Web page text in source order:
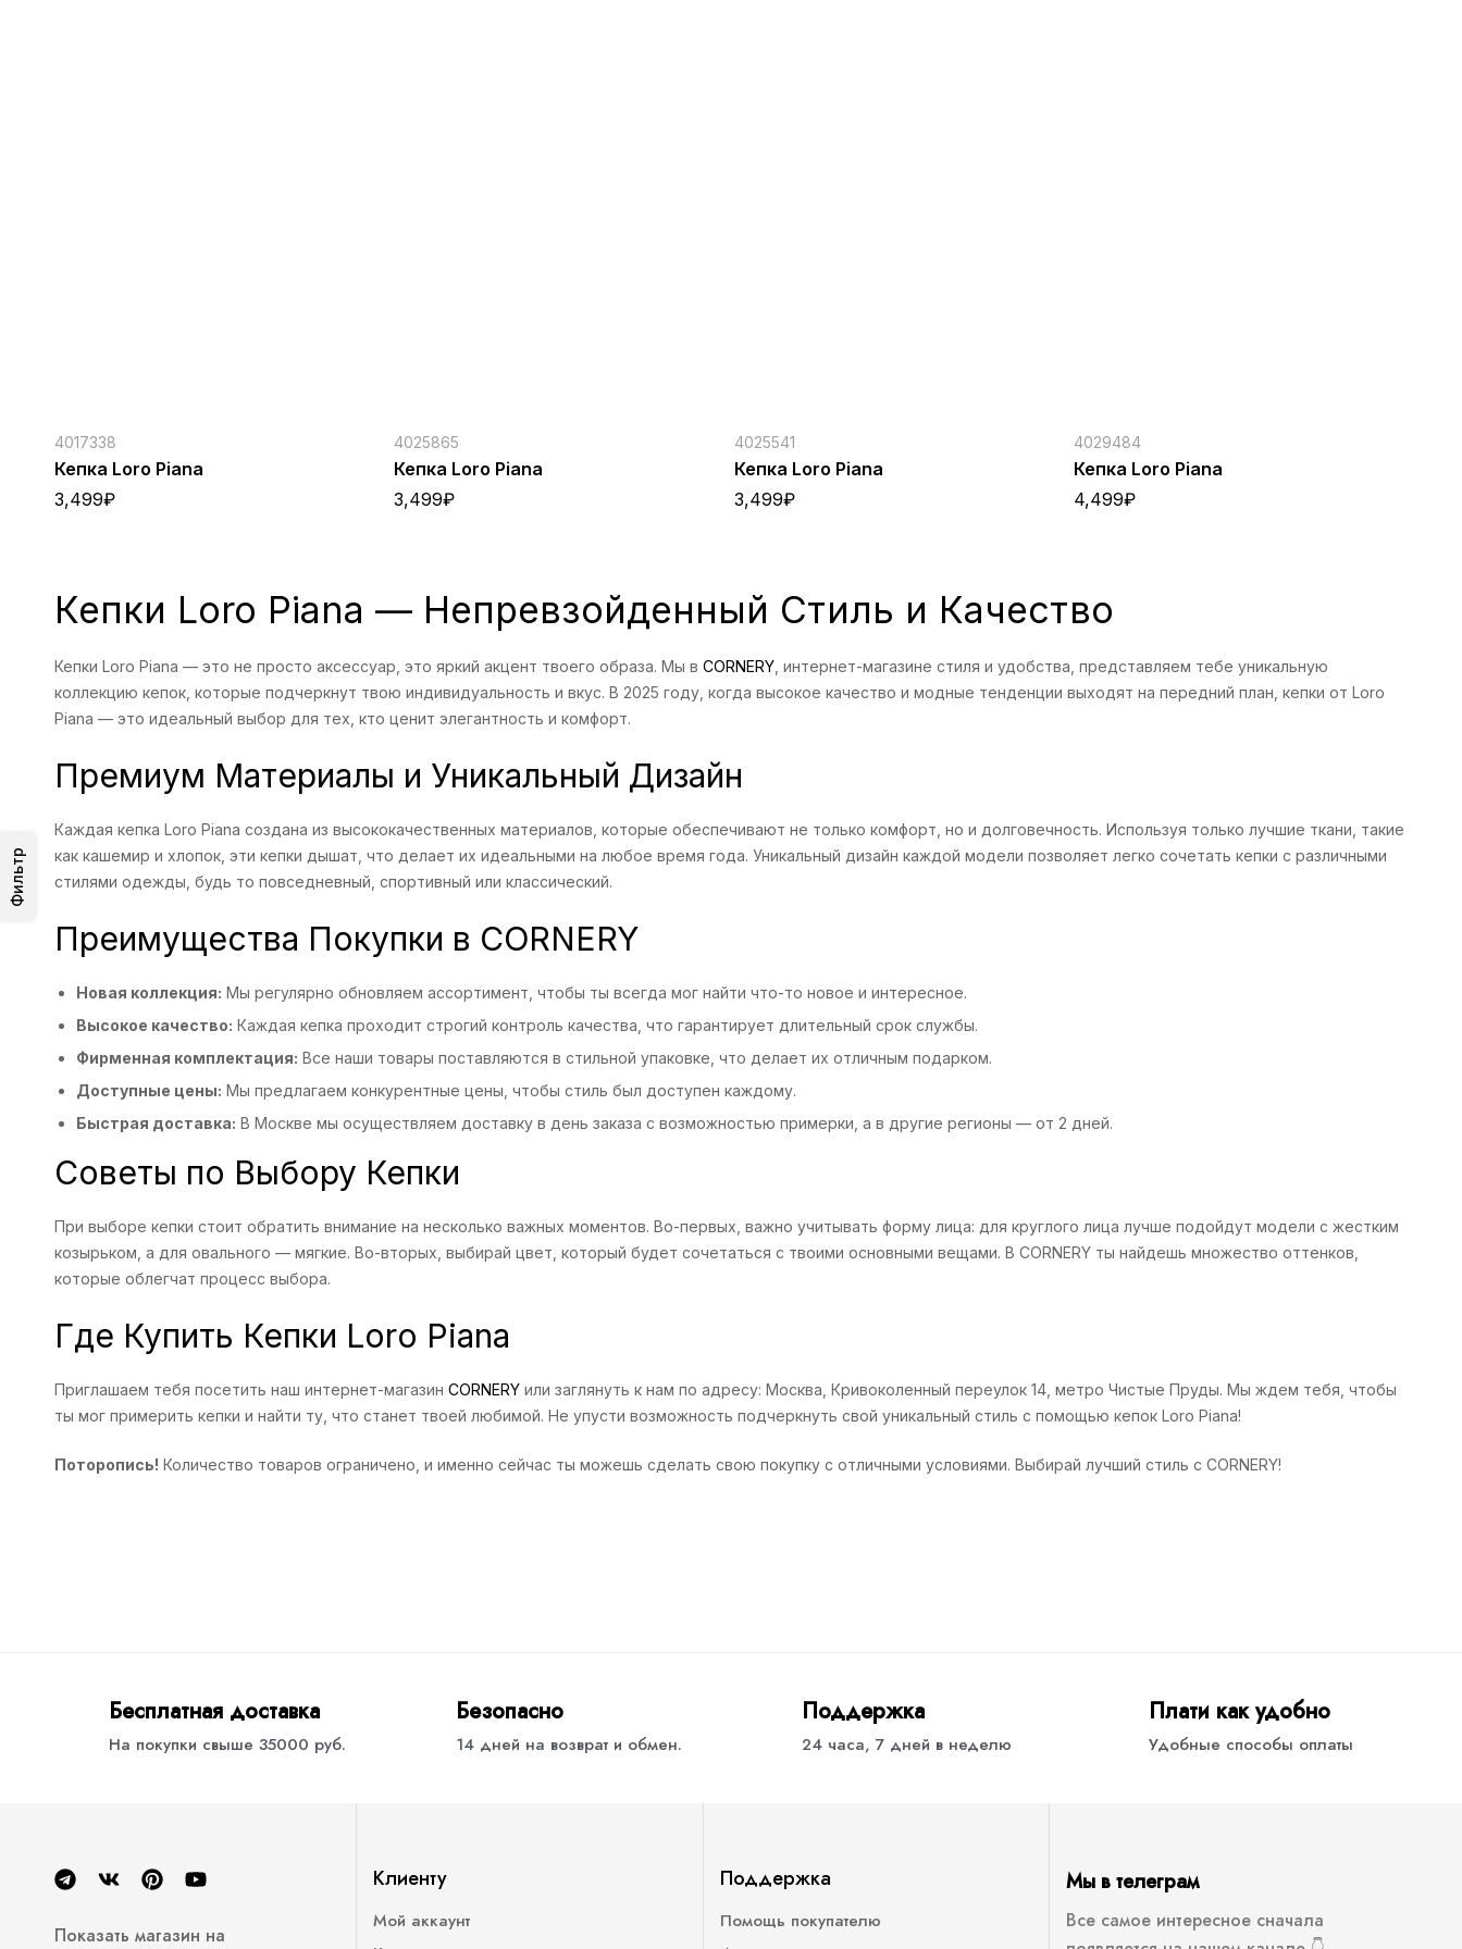
Фильтр
4017338
Кепка Loro Piana
3,499₽
4025865
Кепка Loro Piana
3,499₽
4025541
Кепка Loro Piana
3,499₽
4029484
Кепка Loro Piana
4,499₽
Кепки Loro Piana — Непревзойденный Стиль и Качество
Кепки Loro Piana — это не просто аксессуар, это яркий акцент твоего образа. Мы в CORNERY , интернет-магазине стиля и удобства, представляем тебе уникальную
коллекцию кепок, которые подчеркнут твою индивидуальность и вкус. В 2025 году, когда высокое качество и модные тенденции выходят на передний план, кепки от Loro
Piana — это идеальный выбор для тех, кто ценит элегантность и комфорт.
Премиум Материалы и Уникальный Дизайн
Каждая кепка Loro Piana создана из высококачественных материалов, которые обеспечивают не только комфорт, но и долговечность. Используя только лучшие ткани, такие
как кашемир и хлопок, эти кепки дышат, что делает их идеальными на любое время года. Уникальный дизайн каждой модели позволяет легко сочетать кепки с различными
стилями одежды, будь то повседневный, спортивный или классический.
Преимущества Покупки в CORNERY
Новая коллекция: Мы регулярно обновляем ассортимент, чтобы ты всегда мог найти что-то новое и интересное.
Высокое качество: Каждая кепка проходит строгий контроль качества, что гарантирует длительный срок службы.
Фирменная комплектация: Все наши товары поставляются в стильной упаковке, что делает их отличным подарком.
Доступные цены: Мы предлагаем конкурентные цены, чтобы стиль был доступен каждому.
Быстрая доставка: В Москве мы осуществляем доставку в день заказа с возможностью примерки, а в другие регионы — от 2 дней.
Советы по Выбору Кепки
При выборе кепки стоит обратить внимание на несколько важных моментов. Во-первых, важно учитывать форму лица: для круглого лица лучше подойдут модели с жестким
козырьком, а для овального — мягкие. Во-вторых, выбирай цвет, который будет сочетаться с твоими основными вещами. В CORNERY ты найдешь множество оттенков,
которые облегчат процесс выбора.
Где Купить Кепки Loro Piana
Приглашаем тебя посетить наш интернет-магазин CORNERY или заглянуть к нам по адресу: Москва, Кривоколенный переулок 14, метро Чистые Пруды. Мы ждем тебя, чтобы
ты мог примерить кепки и найти ту, что станет твоей любимой. Не упусти возможность подчеркнуть свой уникальный стиль с помощью кепок Loro Piana!
Поторопись! Количество товаров ограничено, и именно сейчас ты можешь сделать свою покупку с отличными условиями. Выбирай лучший стиль с CORNERY!
Бесплатная доставка
На покупки свыше 35000 руб.
Безопасно
14 дней на возврат и обмен.
Поддержка
24 часа, 7 дней в неделю
Плати как удобно
Удобные способы оплаты
Показать магазин на
Клиенту
Мой аккаунт
Поддержка
Помощь покупателю
Мы в телеграм
Все самое интересное сначала